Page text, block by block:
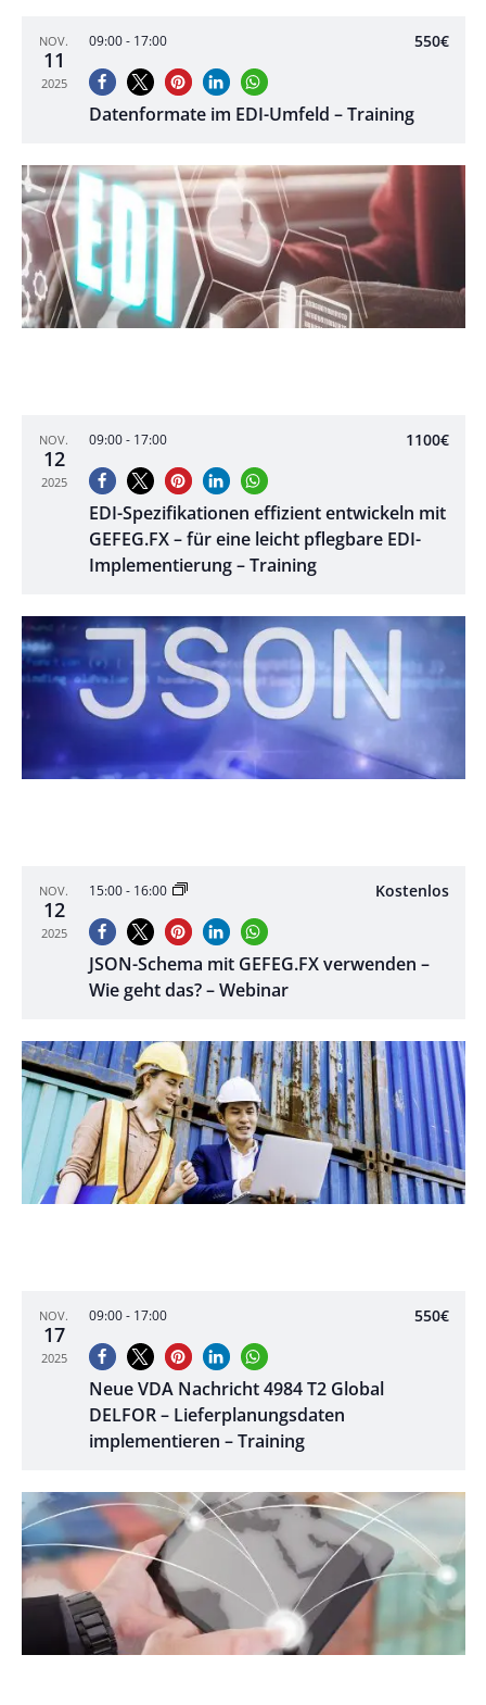
NOV.
11
2025
09:00- 17:00 550€
Datenformate im EDI-Umfeld – Training
NOV.
12
2025
09:00- 17:00 1100€
EDI-Spezifikationen effizient entwickeln mit
GEFEG.FX – für eine leicht pflegbare EDI-
Implementierung – Training
NOV.
12
2025
15:00- 16:00 Kostenlos
JSON-Schema mit GEFEG.FX verwenden –
Wie geht das? – Webinar
NOV.
17
2025
09:00- 17:00 550€
Neue VDA Nachricht 4984 T2 Global
DELFOR – Lieferplanungsdaten
implementieren – Training